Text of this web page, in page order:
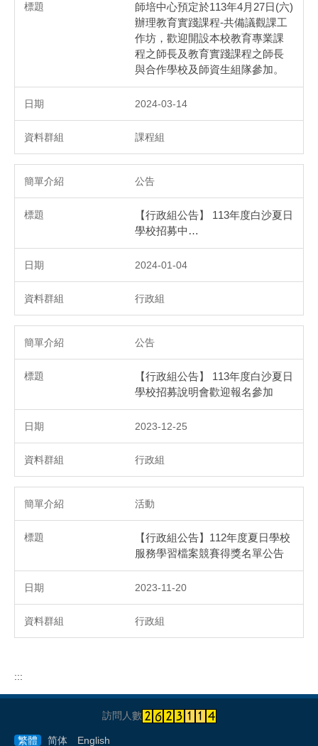
師培中心預定於113年4月27日(六)
辦理教育實踐課程-共備議觀課工
作坊，歡迎開設本校教育專業課
程之師長及教育實踐課程之師長
與合作學校及師資生組隊參加。
2024-03-14
課程組
公告
【行政組公告】 113年度白沙夏日
學校招募中…
2024-01-04
行政組
公告
【行政組公告】 113年度白沙夏日
學校招募說明會歡迎報名參加
2023-12-25
行政組
活動
【行政組公告】112年度夏日學校
服務學習檔案競賽得獎名單公告
2023-11-20
行政組
:::
訪問人數
繁體 简体 English